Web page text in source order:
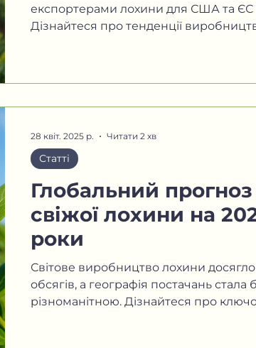
експортерами лохини для США та ЄС
Дізнайтеся про тенденції
Глобальний
свіжої лохини на
роки
Світове виробництво лохини
обсягів, а географія постачань стала
різноманітною. Дізнайтеся про
Статті
28 квіт. 2025 р. Читати 2 хв